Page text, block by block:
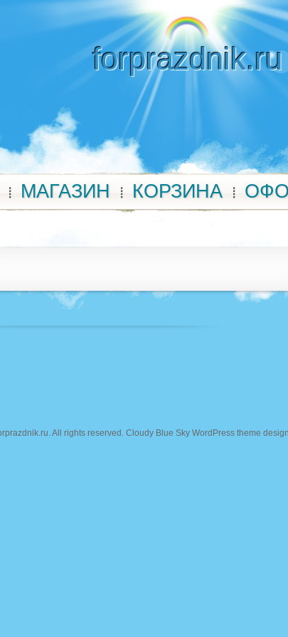
forprazdnik.ru
МАГАЗИН КОРЗИНА
. All rights reserved. Cloudy Blue Sky WordPress theme